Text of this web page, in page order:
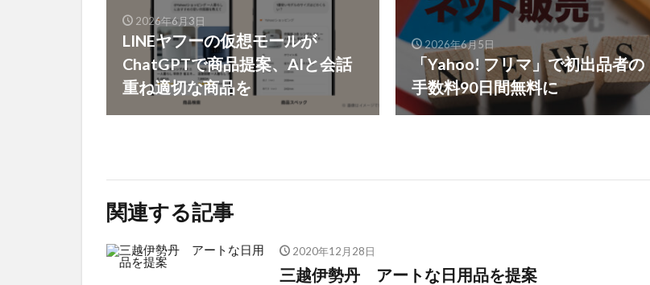
2026年6月3日
LINEヤフーの仮想モールが
ChatGPTで商品提案、AIと会話
重ね適切な商品を
2026年6月5日
「Yahoo! フリマ」で初出品者の
手数料90日間無料に
関連する記事
2020年12月28日
三越伊勢丹 アートな日用品を提案